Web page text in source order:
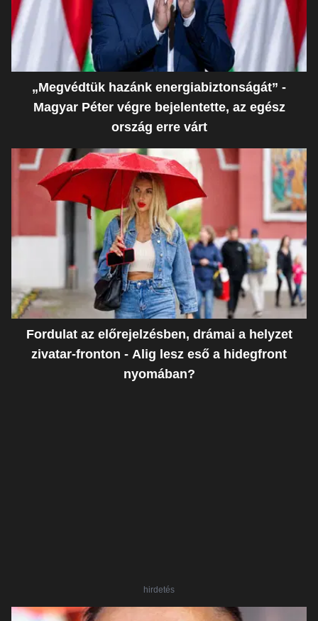
„Megvédtük hazánk energiabiztonságát” -
Magyar Péter végre bejelentette, az egész
ország erre várt
Fordulat az előrejelzésben, drámai a helyzet
zivatar-fronton - Alig lesz eső a hidegfront
nyomában?
hirdetés